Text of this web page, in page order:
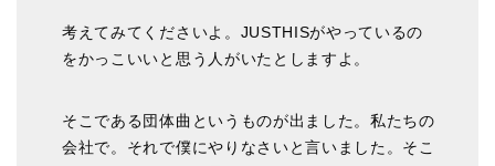
考えてみてくださいよ。JUSTHISがやっているの
をかっこいいと思う人がいたとしますよ。
そこである団体曲というものが出ました。私たちの
会社で。それで僕にやりなさいと言いました。そこ